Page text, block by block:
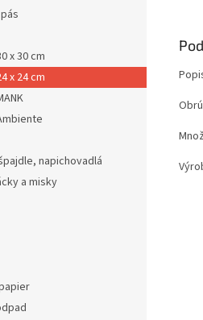
x 30 cm
x 24 cm
napichovadlá
a misky